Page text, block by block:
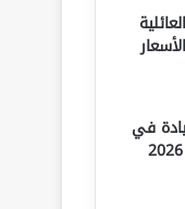
2026: الأسعار
في